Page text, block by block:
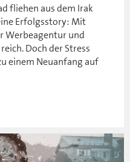
fliehen aus dem Irak
Erfolgsstory: Mit
Werbeagentur und
Doch der Stress
einem Neuanfang auf